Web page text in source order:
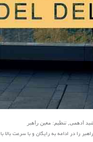
ادهمی, تنظیم: معین راهبر
به رایگان و با سرعت بالا با 2 کیفیت دانلود کنید